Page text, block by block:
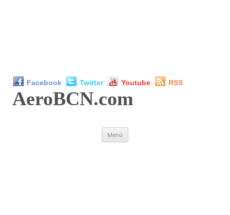
Facebook Twitter Youtube RSS
AeroBCN.com
Menú